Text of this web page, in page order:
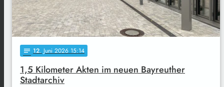
notes 12. Juni 2026 15:14
1,5 Kilometer Akten im neuen Bayreuther
Stadtarchiv